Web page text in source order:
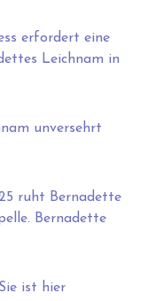
erfordert eine
Leichnam in
unversehrt
ruht Bernadette
Bernadette
ist hier